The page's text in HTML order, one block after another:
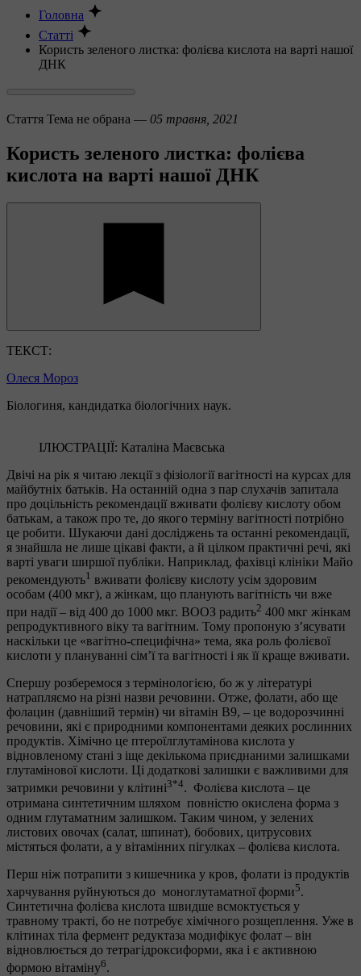
Головна
Статті
Користь зеленого листка: фолієва кислота на варті нашої
ДНК
Стаття Тема не обрана — 05 травня, 2021
Користь зеленого листка: фолієва
кислота на варті нашої ДНК
ТЕКСТ:
Олеся Мороз
Біологиня, кандидатка біологічних наук.
ІЛЮСТРАЦІЇ: Каталіна Маєвська
Двічі на рік я читаю лекції з фізіології вагітності на курсах для
майбутніх батьків. На останній одна з пар слухачів запитала
про доцільність рекомендації вживати фолієву кислоту обом
батькам, а також про те, до якого терміну вагітності потрібно
це робити. Шукаючи дані досліджень та останні рекомендації,
я знайшла не лише цікаві факти, а й цілком практичні речі, які
варті уваги ширшої публіки. Наприклад, фахівці клініки Maйo
рекомендують1 вживати фолієву кислоту усім здоровим
особам (400 мкг), а жінкам, що планують вагітність чи вже
при надії – від 400 до 1000 мкг. ВООЗ радить2 400 мкг жінкам
репродуктивного віку та вагітним. Тому пропоную з’ясувати
наскільки це «вагітно-специфічна» тема, яка роль фолієвої
кислоти у плануванні сім’ї та вагітності і як її краще вживати.
Спершу розберемося з термінологією, бо ж у літературі
натрапляємо на різні назви речовини. Отже, фолати, або ще
фолацин (давніший термін) чи вітамін B9, – це водорозчинні
речовини, які є природними компонентами деяких рослинних
продуктів. Хімічно це птероїлглутамінова кислота у
відновленому стані з іще декількома приєднаними залишками
глутамінової кислоти. Ці додаткові залишки є важливими для
затримки речовини у клітині3*4. Фолієва кислота – це
отримана синтетичним шляхом повністю окислена форма з
одним глутаматним залишком. Таким чином, у зелених
листових овочах (салат, шпинат), бобових, цитрусових
містяться фолати, а у вітамінних пігулках – фолієва кислота.
Перш ніж потрапити з кишечника у кров, фолати із продуктів
харчування руйнуються до моноглутаматної форми5.
Синтетична фолієва кислота швидше всмоктується у
травному тракті, бо не потребує хімічного розщеплення. Уже в
клітинах тіла фермент редуктаза модифікує фолат – він
відновлюється до тетрагідроксиформи, яка і є активною
формою вітаміну6.